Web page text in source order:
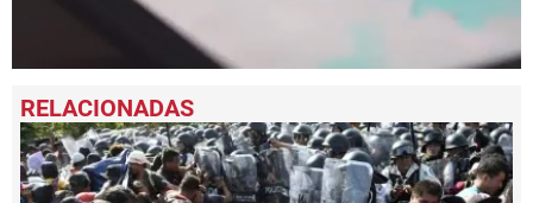
seconds
of
minute,
57
seconds